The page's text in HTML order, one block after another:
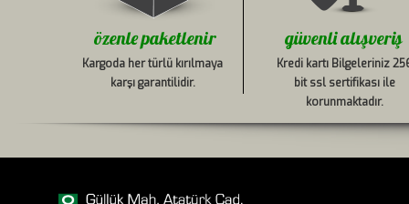
özenle paketlenir güvenli alışveriş
Kargoda her türlü kırılmaya
karşı garantilidir.
Kredi kartı Bilgeleriniz
bit ssl sertifikası ile
korunmaktadır.